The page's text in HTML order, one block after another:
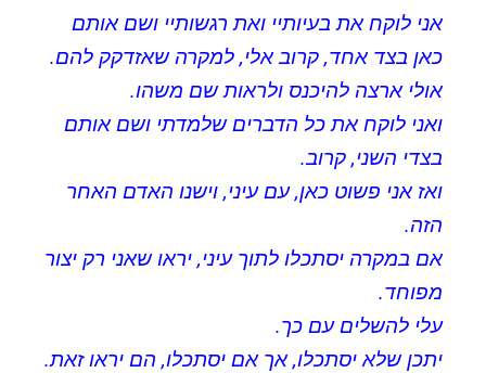
אני לוקח את בעיותיי ואת רגשותיי ושם אותם
כאן בצד אחד, קרוב אלי, למקרה שאזדקק להם.
אולי ארצה להיכנס ולראות שם משהו.
ואני לוקח את כל הדברים שלמדתי ושם אותם
בצדי השני, קרוב.
ואז אני פשוט כאן, עם עיני, וישנו האדם האחר
הזה.
אם במקרה יסתכלו לתוך עיני, יראו שאני רק יצור
מפוחד.
עלי להשלים עם כך.
יתכן שלא יסתכלו, אך אם יסתכלו, הם יראו זאת.